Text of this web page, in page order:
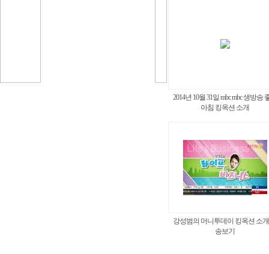
2014년 10월 31일 mbc mbc 생방송
아침 킹옥션 소개
강성범의 머니투데이 킹옥션 소
송보기